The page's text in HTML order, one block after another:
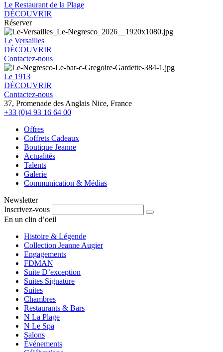
Le Restaurant de la Plage
DÉCOUVRIR
Réserver
Le Versailles
DÉCOUVRIR
Contactez-nous
Le 1913
DÉCOUVRIR
Contactez-nous
37, Promenade des Anglais Nice, France
+33 (0)4 93 16 64 00
Offres
Coffrets Cadeaux
Boutique Jeanne
Actualités
Talents
Galerie
Communication & Médias
Newsletter
Inscrivez-vous
En un clin d’oeil
Histoire & Légende
Collection Jeanne Augier
Engagements
FDMAN
Suite D’exception
Suites Signature
Suites
Chambres
Restaurants & Bars
N La Plage
N Le Spa
Salons
Événements